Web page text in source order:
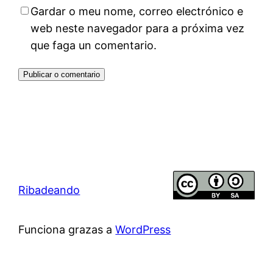
Gardar o meu nome, correo electrónico e
web neste navegador para a próxima vez
que faga un comentario.
Ribadeando
Funciona grazas aWordPress